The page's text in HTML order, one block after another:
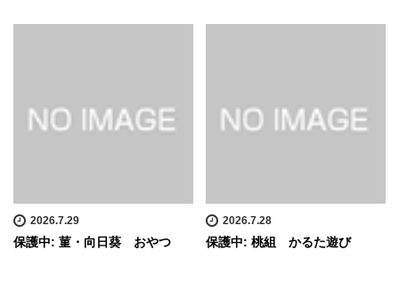
2026.7.29
保護中: 菫・向日葵 おやつ
2026.7.28
保護中: 桃組 かるた遊び